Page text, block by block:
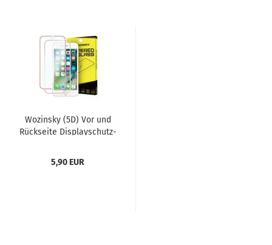
Wo­zin­sky (5D) Vor und
Rück­sei­te Dis­play­schutz­
5,90 EUR